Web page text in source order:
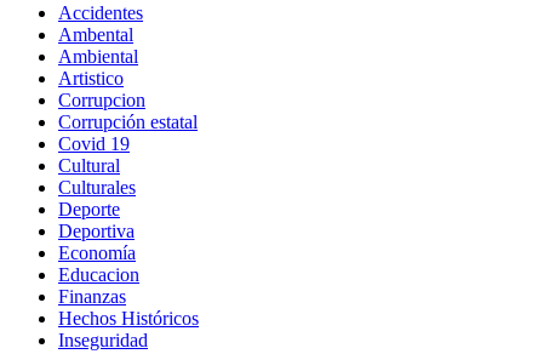
Accidentes
Ambental
Ambiental
Artistico
Corrupcion
Corrupción estatal
Covid 19
Cultural
Culturales
Deporte
Deportiva
Economía
Educacion
Finanzas
Hechos Históricos
Inseguridad